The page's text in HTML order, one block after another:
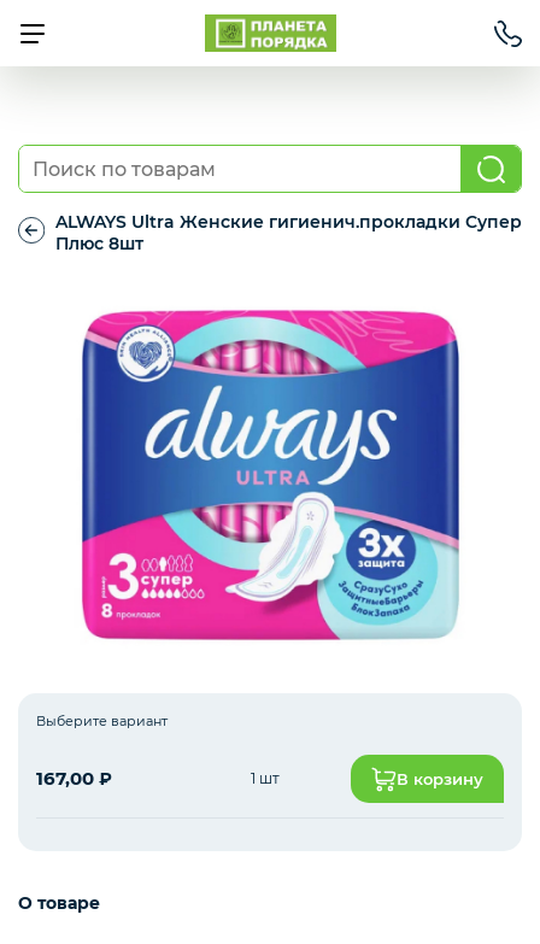
Одноразовая посуда
Профессиональный клининг
Средства для дома
Бумажная продукция
Пакеты
ALWAYS Ultra Женские гигиенич.прокладки Супер
Плюс 8шт
Женские
гигиенич.прокладки
Выберите вариант
167,00 ₽ 1 шт В корзину
О товаре